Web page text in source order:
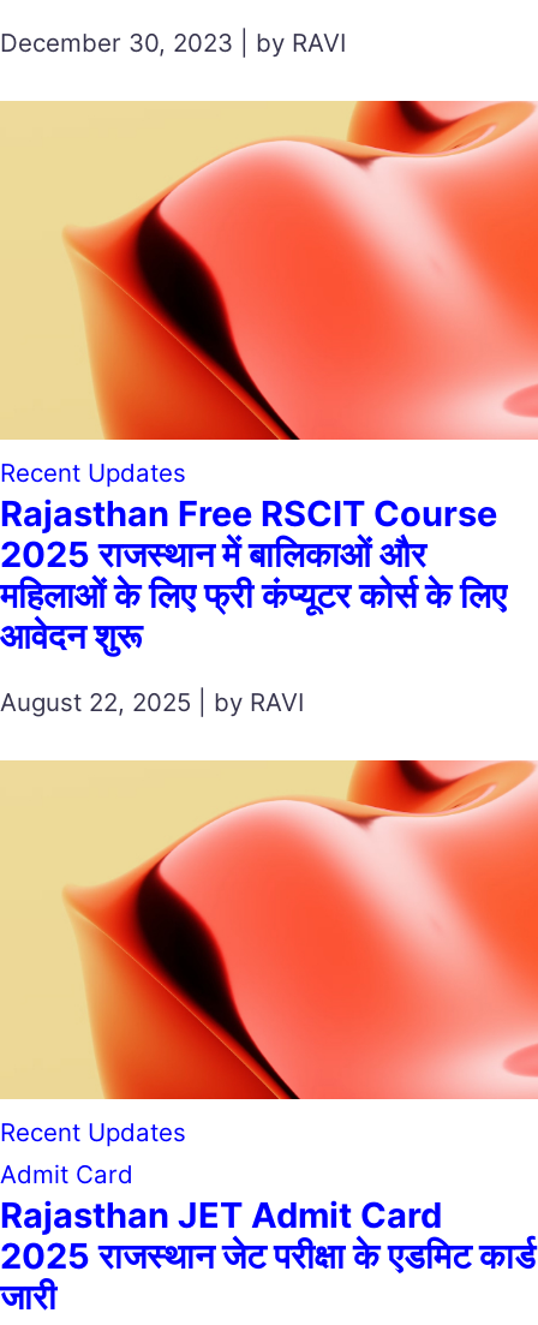
December 30, 2023 | by RAVI
Recent Updates
Rajasthan Free RSCIT Course
2025 राजस्थान में बालिकाओं और
महिलाओं के लिए फ्री कंप्यूटर कोर्स के लिए
आवेदन शुरू
August 22, 2025 | by RAVI
Recent Updates
Admit Card
Rajasthan JET Admit Card
2025 राजस्थान जेट परीक्षा के एडमिट कार्ड
जारी